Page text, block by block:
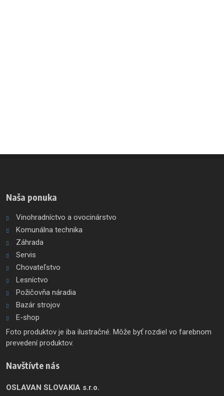
Naša ponuka
Vinohradníctvo a ovocinárstvo
Komunálna technika
Záhrada
Servis
Chovateľstvo
Lesníctvo
Požičovňa náradia
Bazár strojov
E-shop
Foto produktov je iba ilustračné. Môže byť rozdiel vo farebnom
prevedení produktov.
Navštívte nás
OSLAVAN SLOVAKIA s.r.o.